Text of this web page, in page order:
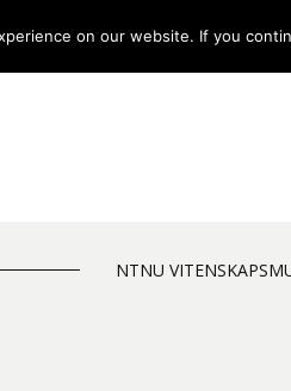
NTNU
on our website. If you